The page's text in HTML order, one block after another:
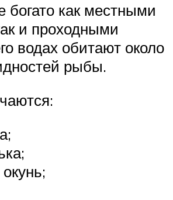
богато как местными
и проходными
водах обитают около
рыбы.